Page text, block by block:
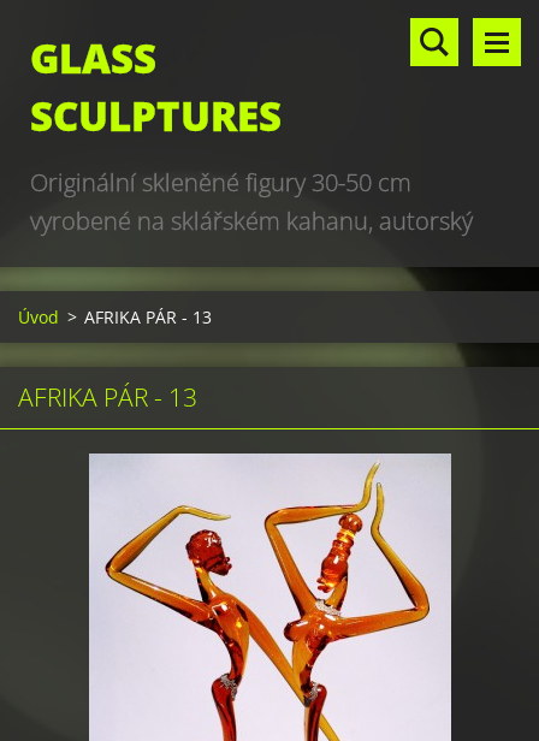
GLASS
SCULPTURES
Originální skleněné figury 30-50 cm
vyrobené na sklářském kahanu, autorský
design, hand made, art glass sculptures,
world unique production
Úvod > AFRIKA PÁR - 13
AFRIKA PÁR - 13